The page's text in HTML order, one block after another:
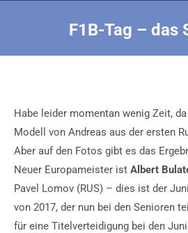
F1B-Tag – das
Habe leider momentan wenig Zeit,
Modell von Andreas aus der ersten
Aber auf den Fotos gibt es das
Neuer Europameister ist Albert
Pavel Lomov (RUS) – dies ist der
von 2017, der nun bei den Senioren
für eine Titelverteidigung bei den